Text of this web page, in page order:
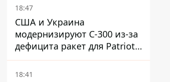
18:47
США и Украина
модернизируют С-300 из-за
дефицита ракет для Patriot -
СМИ
18:41